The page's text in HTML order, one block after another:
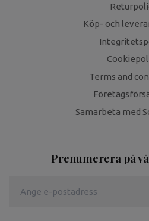
Köp- och
Terms and
Samarbeta med
Prenumerera på